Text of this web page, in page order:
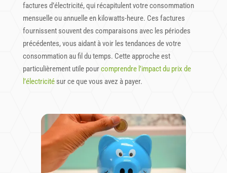
factures d’électricité, qui récapitulent votre consommation
mensuelle ou annuelle en kilowatts-heure. Ces factures
fournissent souvent des comparaisons avec les périodes
précédentes, vous aidant à voir les tendances de votre
consommation au fil du temps. Cette approche est
particulièrement utile pourcomprendre l’impact du prix de
l’électricitésur ce que vous avez à payer.